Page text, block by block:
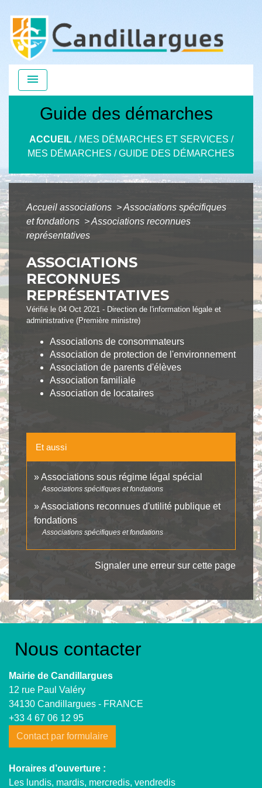
menu
Guide des démarches
ACCUEIL/ MES DÉMARCHES ET SERVICES /
MES DÉMARCHES /GUIDE DES DÉMARCHES
Accueil associations >Associations spécifiques
et fondations >Associations reconnues
représentatives
ASSOCIATIONS
RECONNUES
REPRÉSENTATIVES
Vérifié le 04 Oct 2021 - Direction de l'information légale et
administrative (Première ministre)
Associations de consommateurs
Association de protection de l'environnement
Association de parents d'élèves
Association familiale
Association de locataires
Et aussi
Associations sous régime légal spécial
Associations spécifiques et fondations
Associations reconnues d'utilité publique et
fondations
Associations spécifiques et fondations
Signaler une erreur sur cette page
Nous contacter
Mairie de Candillargues
12 rue Paul Valéry
34130 Candillargues - FRANCE
+33 4 67 06 12 95
Contact par formulaire
Horaires d’ouverture :
Les lundis, mardis, mercredis, vendredis